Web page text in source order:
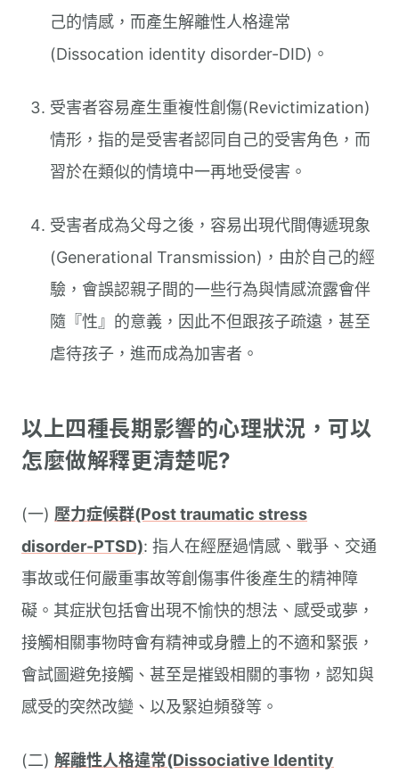
己的情感，而產生解離性人格違常
(Dissocation identity disorder-DID)。
受害者容易產生重複性創傷(Revictimization)
情形，指的是受害者認同自己的受害角色，而
習於在類似的情境中一再地受侵害。
受害者成為父母之後，容易出現代間傳遞現象
(Generational Transmission)，由於自己的經
驗，會誤認親子間的一些行為與情感流露會伴
隨『性』的意義，因此不但跟孩子疏遠，甚至
虐待孩子，進而成為加害者。
以上四種長期影響的心理狀況，可以
怎麼做解釋更清楚呢?
(一) 壓力症候群(Post traumatic stress
disorder-PTSD): 指人在經歷過情感、戰爭、交通
事故或任何嚴重事故等創傷事件後產生的精神障
礙。其症狀包括會出現不愉快的想法、感受或夢，
接觸相關事物時會有精神或身體上的不適和緊張，
會試圖避免接觸、甚至是摧毀相關的事物，認知與
感受的突然改變、以及緊迫頻發等。
(二) 解離性人格違常(Dissociative Identity